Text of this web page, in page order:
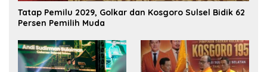
Tatap Pemilu 2029, Golkar dan Kosgoro Sulsel Bidik 62
Persen Pemilih Muda